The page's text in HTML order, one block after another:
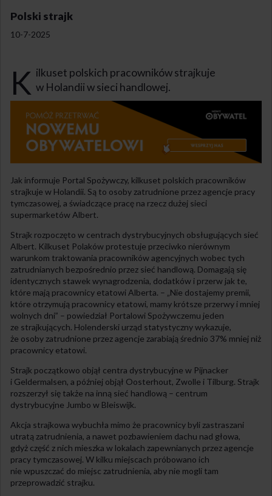
Polski strajk
10-7-2025
K ilkuset polskich pracowników strajkuje
w Holandii w sieci handlowej.
Jak informuje Portal Spożywczy, kilkuset polskich pracowników
strajkuje w Holandii. Są to osoby zatrudnione przez agencje pracy
tymczasowej, a świadczące pracę na rzecz dużej sieci
supermarketów Albert.
Strajk rozpoczęto w centrach dystrybucyjnych obsługujących sieć
Albert. Kilkuset Polaków protestuje przeciwko nierównym
warunkom traktowania pracowników agencyjnych wobec tych
zatrudnianych bezpośrednio przez sieć handlową. Domagają się
identycznych stawek wynagrodzenia, dodatków i przerw jak te,
które mają pracownicy etatowi Alberta. – „Nie dostajemy premii,
które otrzymują pracownicy etatowi, mamy krótsze przerwy i mniej
wolnych dni” – powiedział Portalowi Spożywczemu jeden
ze strajkujących. Holenderski urząd statystyczny wykazuje,
że osoby zatrudnione przez agencje zarabiają średnio 37% mniej niż
pracownicy etatowi.
Strajk początkowo objął centra dystrybucyjne w Pijnacker
i Geldermalsen, a później objął Oosterhout, Zwolle i Tilburg. Strajk
rozszerzył się także na inną sieć handlową – centrum
dystrybucyjne Jumbo w Bleiswijk.
Akcja strajkowa wybuchła mimo że pracownicy byli zastraszani
utratą zatrudnienia, a nawet pozbawieniem dachu nad głowa,
gdyż część z nich mieszka w lokalach zapewnianych przez agencje
pracy tymczasowej. W kilku miejscach próbowano ich
nie wpuszczać do miejsc zatrudnienia, aby nie mogli tam
przeprowadzić strajku.